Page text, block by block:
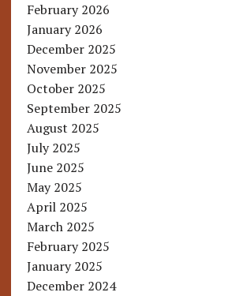
February 2026
January 2026
December 2025
November 2025
October 2025
September 2025
August 2025
July 2025
June 2025
May 2025
April 2025
March 2025
February 2025
January 2025
December 2024